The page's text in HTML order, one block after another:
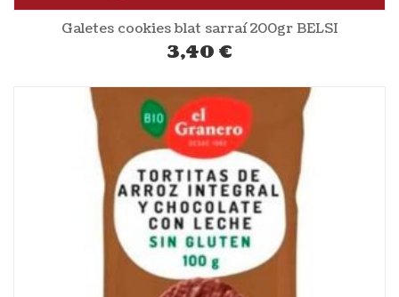
Galetes cookies blat sarraí 200gr BELSI
3,40 €